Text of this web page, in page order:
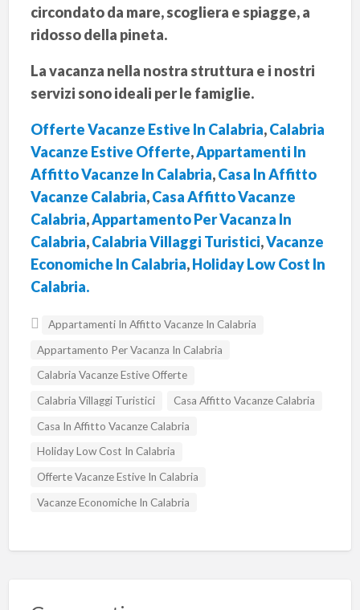
circondato da mare, scogliera e spiagge, a
ridosso della pineta.
La vacanza nella nostra struttura e i nostri
servizi sono ideali per le famiglie.
Offerte Vacanze Estive In Calabria,Calabria
Vacanze Estive Offerte,Appartamenti In
Affitto Vacanze In Calabria,Casa In Affitto
Vacanze Calabria,Casa Affitto Vacanze
Calabria,Appartamento Per Vacanza In
Calabria,Calabria Villaggi Turistici,Vacanze
Economiche In Calabria,Holiday Low Cost In
Calabria.
Appartamenti In Affitto Vacanze In Calabria
Appartamento Per Vacanza In Calabria
Calabria Vacanze Estive Offerte
Calabria Villaggi Turistici
Casa Affitto Vacanze Calabria
Casa In Affitto Vacanze Calabria
Holiday Low Cost In Calabria
Offerte Vacanze Estive In Calabria
Vacanze Economiche In Calabria